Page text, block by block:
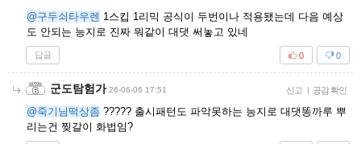
@구두쇠타우렌 1스킵 1리믹 공식이 두번이나 적용됐는데 다음 예상
도 안되는 능지로 진짜 뭐같이 대댓 써놓고 있네
답글 0
0
군도탐험가 26-06-06 17:51 신고 | 공감 확인
@죽기님떡상좀 ????? 출시패턴도 파악못하는 능지로 대댓똥까루 뿌
리는건 찢갈이 화법임?